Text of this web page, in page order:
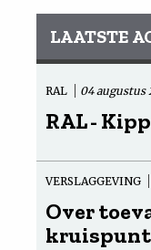
LAATSTE
RAL 04 augustus
RAL -
VERSLAGGEVING
Over